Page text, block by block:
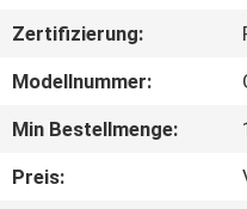
AUSFLUG
Zertifizierung:
Modellnummer:
Min Bestellmenge:
Preis: